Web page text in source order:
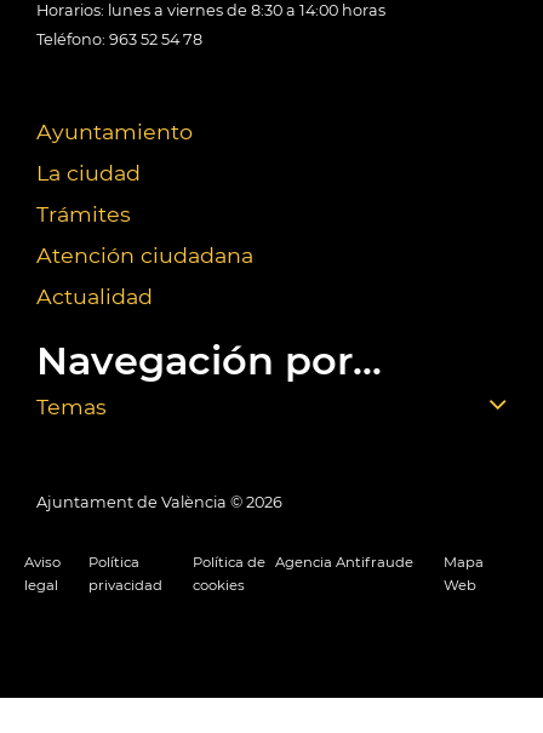
Horarios: lunes a viernes de 8:30 a 14:00 horas
Teléfono: 963 52 54 78
Ayuntamiento
La ciudad
Trámites
Atención ciudadana
Actualidad
Navegación por...
Temas
Ajuntament de València © 2026
Aviso
legal
Política
privacidad
Política de
cookies
Agencia Antifraude
Mapa
Web